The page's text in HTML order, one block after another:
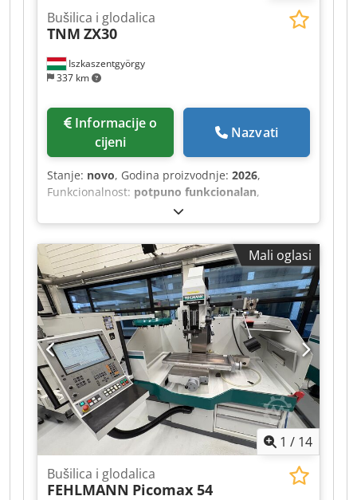
Iszkaszentgyörgy
337 km
Bušilica i glodalica
TNM ZX30
Informacije o
cijeni
Nazvati
Stanje: novo, Godina proizvodnje: 2026,
Funkcionalnost: potpuno funkcionalan,
Dimenzije stola: 730 x 210 mm Broj T-utora: 3
kom Kapacitet bušenja u lijevu/čeliku: Ø 25 mm /
Ø 30 mm Maks. promjer glave rezača: Ø 76 mm
Maks. promjer valjkastog glodala: Ø 20 mm
Uzdužni hod stola: 500 mm Poprečni hod stola:
210 mm Prijem vretena: MK 3 Hod vretena: 120
mm Raspon broja okretaja vretena: 100 – 2080
o/min Maks. udaljenost čela vretena do stola:
440 mm Snaga motora: 1,5 kW Težina
(neto/bruto): 280 / 310 kg Dimenzije pakiranja:
950 x 760 x 1150 mm Oprema, dodatna oprema -
Postolje od lima - Rashladni sustav s
spremnikom i pumpom Dcsdpfx Alezg Hfwjxjk -
Funkcija narezivanja navoja - Strojna svjetiljka -
Automatski posmak i brzi hod u uzdužnom
smjeru stola
Mali oglasi
1 / 14
Bušilica i glodalica
FEHLMANN Picomax 54